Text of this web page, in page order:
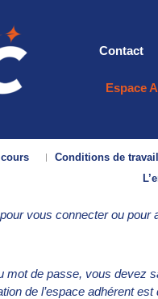
Contact
Espace
Conditions de
vous connecter ou pour
de passe, vous devez
de l’espace adhérent